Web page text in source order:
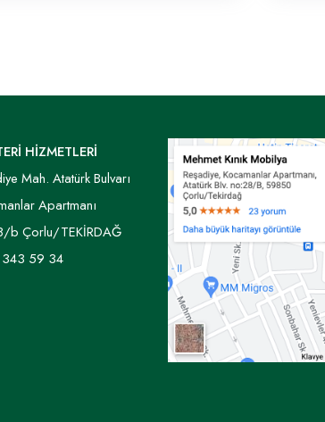
HİZMETLERİ
Mah. Atatürk Bulvarı
Apartmanı
b Çorlu/TEKİRDAĞ
59 34